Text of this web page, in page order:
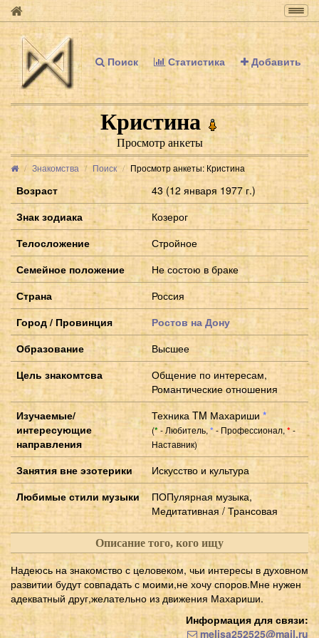
Поиск Статистика Добавить
Кристина
Просмотр анкеты
Знакомства Поиск Просмотр анкеты: Кристина
Возраст
43 (12 января 1977 г.)
Знак зодиака
Козерог
Телосложение
Стройное
Семейное положение
Не состою в браке
Страна
Россия
Город / Провинция
Ростов на Дону
Образование
Высшее
Цель знакомтсва
Общение по интересам,
Романтические отношения
Изучаемые/
интересующие
направления
Техника TM Махариши *
(*- Любитель, *- Профессионал,* -
Наставник)
Занятия вне эзотерики
Искусство и культура
Любимые стили музыки
ПОПулярная музыка,
Медитативная / Трансовая
Описание того, кого ищу
Надеюсь на знакомство с целовеком, чьи интересы в духовном
развитии будут совпадать с моими,не хочу споров.Мне нужен
адекватный друг,желательно из движения Махариши.
Информация для связи:
melisa252525@mail.ru